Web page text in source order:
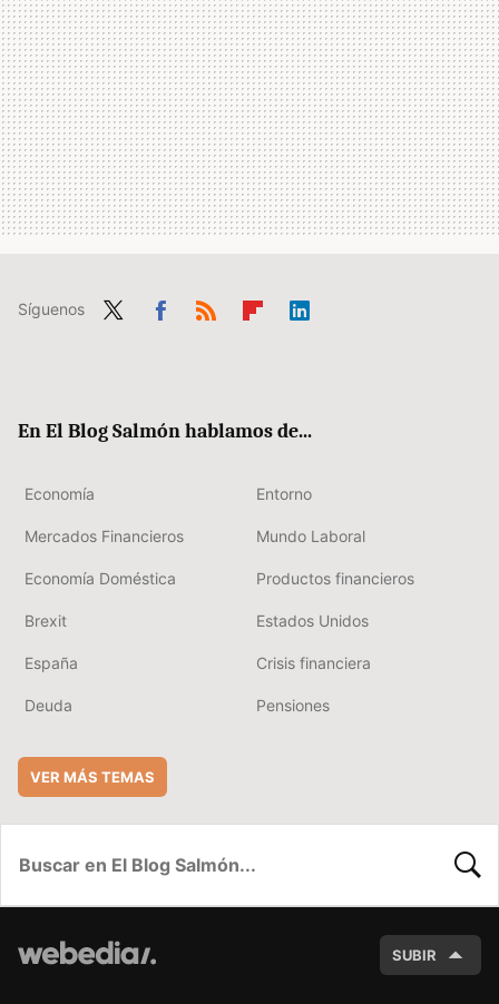
Síguenos
En El Blog Salmón hablamos de...
Economía Entorno
Mercados Financieros Mundo Laboral
Economía Doméstica Productos financieros
Brexit Estados Unidos
España Crisis financiera
Deuda Pensiones
VER MÁS TEMAS
SUBIR